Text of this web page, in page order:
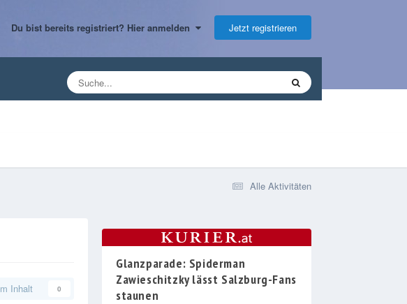
Du bist bereits registriert? Hier anmelden Jetzt registrieren
Alle Aktivitäten
Inhalt 0
Glanzparade: Spiderman
Zawieschitzky lässt Salzburg-Fans
staunen